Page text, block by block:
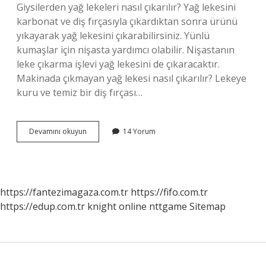
Giysilerden yağ lekeleri nasıl çıkarılır? Yağ lekesini
karbonat ve diş fırçasıyla çıkardıktan sonra ürünü
yıkayarak yağ lekesini çıkarabilirsiniz. Yünlü
kumaşlar için nişasta yardımcı olabilir. Nişastanın
leke çıkarma işlevi yağ lekesini de çıkaracaktır.
Makinada çıkmayan yağ lekesi nasıl çıkarılır? Lekeye
kuru ve temiz bir diş fırçası…
Devamını okuyun Kurumuş
Yağ
14 Yorum
https://fantezimagaza.com.tr https://fifo.com.tr
https://edup.com.tr knight online nttgame Sitemap